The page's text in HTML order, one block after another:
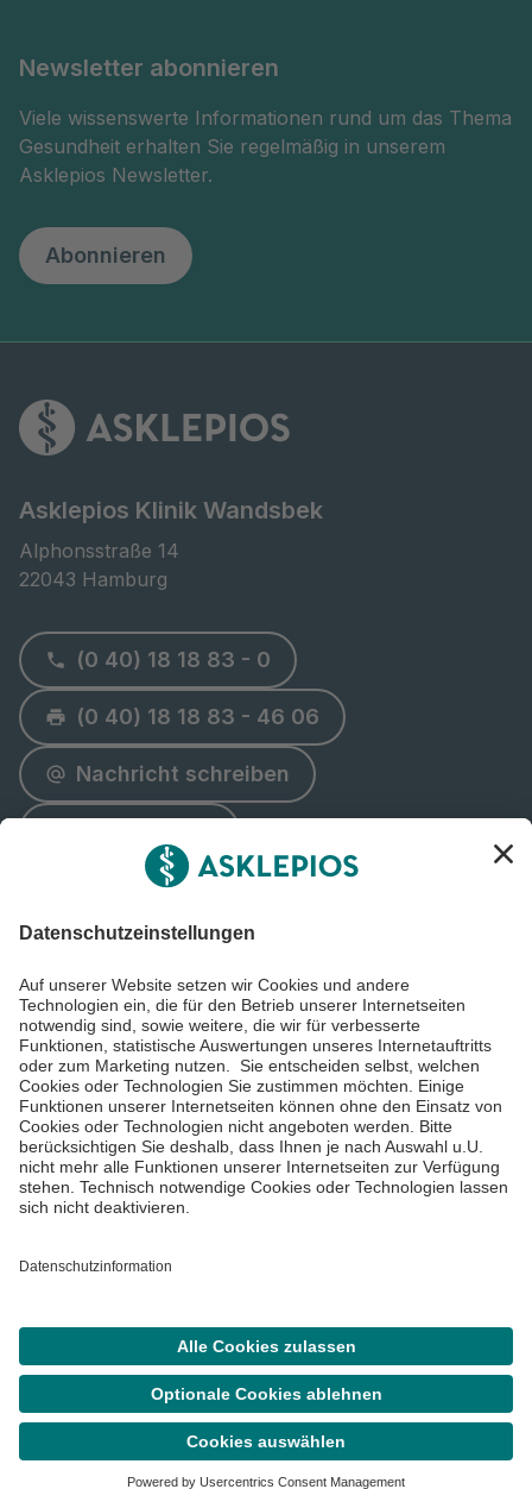
Menü
SucheTermin
Newsletter abonnieren
Viele wissenswerte Informationen rund um das Thema
Gesundheit erhalten Sie regelmäßig in unserem
Asklepios Newsletter.
Abonnieren
Asklepios Klinik Wandsbek
Alphonsstraße 14
22043 Hamburg
(0 40) 18 18 83 - 0
(0 40) 18 18 83 - 46 06
Nachricht schreiben
Klinik
Termin vereinbaren
Ärztin oder Arzt finden
Über uns
Station kontaktieren
Asklepios Gruppe